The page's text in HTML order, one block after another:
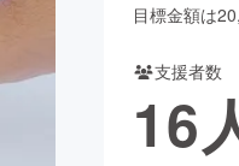
ビューティー・ヘルスケア
目標金額は
支援者数
16